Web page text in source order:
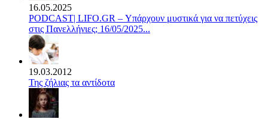
16.05.2025
PODCAST| LIFO.GR – Υπάρχουν μυστικά για να πετύχεις
στις Πανελλήνιες; 16/05/2025...
19.03.2012
Της ζήλιας τα αντίδοτα